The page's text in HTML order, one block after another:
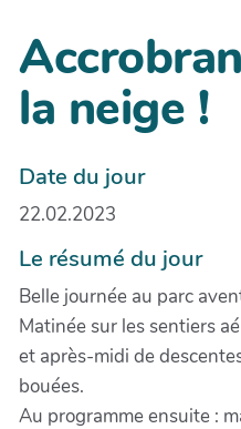
la neige !
Date du jour
22.02.2023
Le résumé du jour
Belle journée au parc
Matinée sur les sentiers
et après-midi de
bouées.
Au programme ensuite :